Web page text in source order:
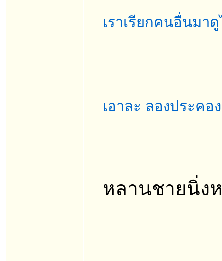
เราเรียกคนอื่นมา
เอาละ ลองประคอ
หลานชายนิ่ง